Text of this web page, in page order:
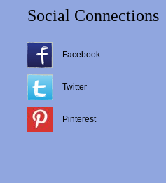
Social Connections
Facebook
Twitter
Pinterest